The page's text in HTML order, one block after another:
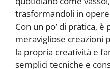
trasformandoli in
Con un po’ di pratica,
meravigliose creazioni
la propria creatività e
semplici tecniche e